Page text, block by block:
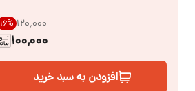
۱۲۰٬۰۰۰ 16%
100,000
افزودن به سبد خرید